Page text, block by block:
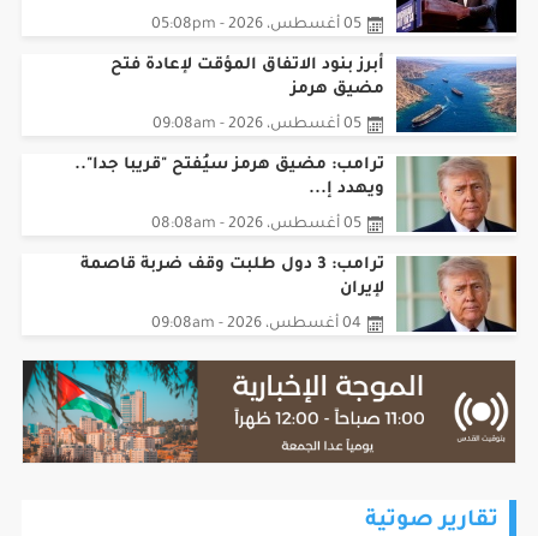
05 أغسطس، 2026 - 05:08pm
أبرز بنود الاتفاق المؤقت لإعادة فتح
مضيق هرمز
05 أغسطس، 2026 - 09:08am
ترامب: مضيق هرمز سيُفتح "قريبا جدا"..
ويهدد إ...
05 أغسطس، 2026 - 08:08am
ترامب: 3 دول طلبت وقف ضربة قاصمة
لإيران
04 أغسطس، 2026 - 09:08am
تقارير صوتية